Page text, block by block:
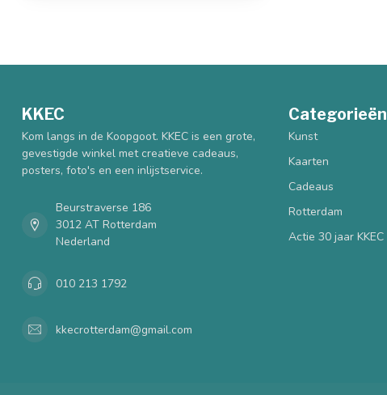
KKEC
Kom langs in de Koopgoot. KKEC is een grote,
gevestigde winkel met creatieve cadeaus,
posters, foto's en een inlijstservice.
Beurstraverse 186
3012 AT Rotterdam
Nederland
010 213 1792
kkecrotterdam@gmail.com
Categorieën
Kunst
Kaarten
Cadeaus
Rotterdam
Actie 30 jaar KKEC